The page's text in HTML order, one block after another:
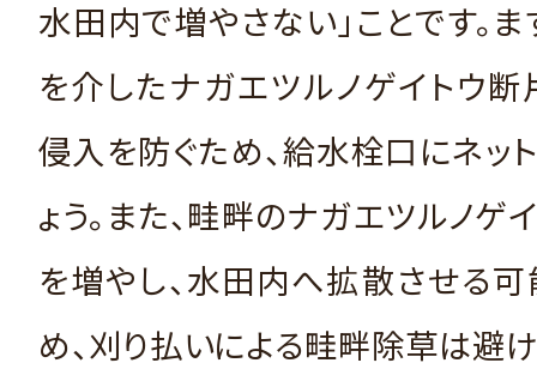
水田内で増やさない」ことです。
を介したナガエツルノゲイトウ
侵入を防ぐため、給水栓口にネッ
ょう。また、畦畔のナガエツルノゲ
を増やし、水田内へ拡散させる
め、刈り払いによる畦畔除草は避け